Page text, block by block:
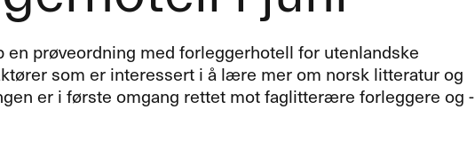
prøveordning med forleggerhotell for utenlandske
som er interessert i å lære mer om norsk litteratur og
er i første omgang rettet mot faglitterære forleggere og -